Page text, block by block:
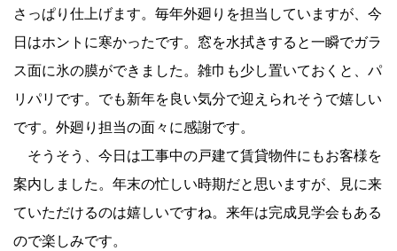
さっぱり仕上げます。毎年外廻りを担当していますが、今
日はホントに寒かったです。窓を水拭きすると一瞬でガラ
ス面に氷の膜ができました。雑巾も少し置いておくと、パ
リパリです。でも新年を良い気分で迎えられそうで嬉しい
です。外廻り担当の面々に感謝です。
そうそう、今日は工事中の戸建て賃貸物件にもお客様を
案内しました。年末の忙しい時期だと思いますが、見に来
ていただけるのは嬉しいですね。来年は完成見学会もある
ので楽しみです。